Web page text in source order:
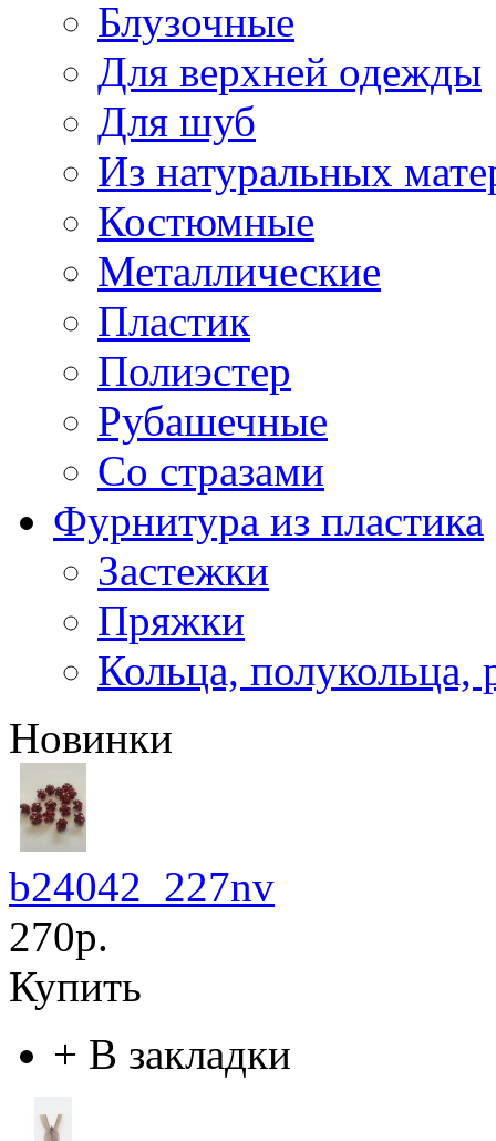
Блузочные
Для верхней одежды
Для шуб
Из натуральных
Костюмные
Металлические
Пластик
Полиэстер
Рубашечные
Со стразами
Фурнитура из пластика
Застежки
Пряжки
Кольца, полукольца,
Новинки
b24042_227nv
270р.
Купить
+ В закладки